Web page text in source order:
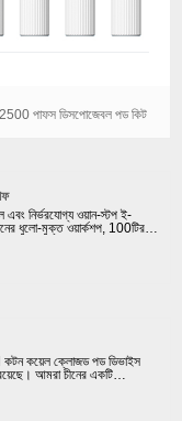
পাফস ডিসপোজেবল পড কিট
এবং নির্ভরযোগ্য ওয়ান-স্টপ ই-
ধুলো-মুক্ত ওয়ার্কশপ, 100টিরও
কয়েল ক্লোজড পড ডিভাইস
আমরা চীনের একটি